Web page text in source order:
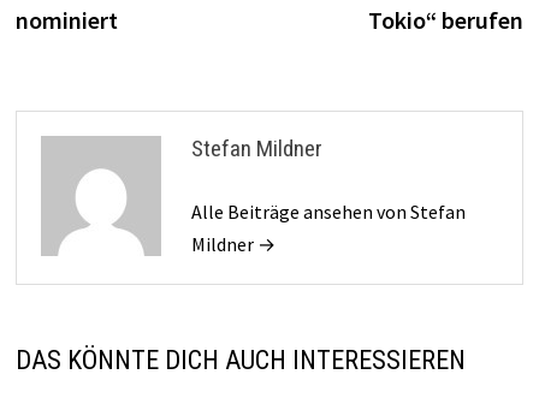
nominiert
Tokio“ berufen
Stefan Mildner
Alle Beiträge ansehen von Stefan
Mildner →
DAS KÖNNTE DICH AUCH INTERESSIEREN